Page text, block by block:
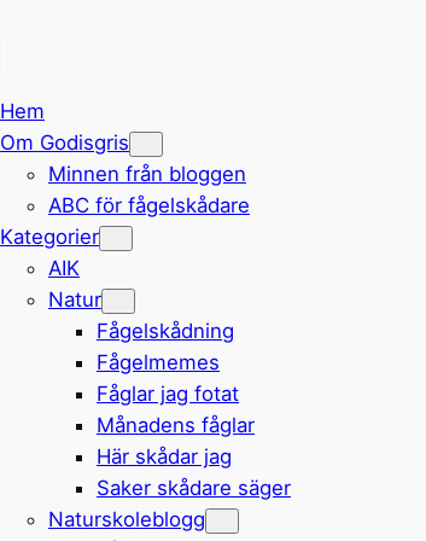
Hem
Om Godisgris
Minnen från bloggen
ABC för fågelskådare
Kategorier
AIK
Natur
Fågelskådning
Fågelmemes
Fåglar jag fotat
Månadens fåglar
Här skådar jag
Saker skådare säger
Naturskoleblogg